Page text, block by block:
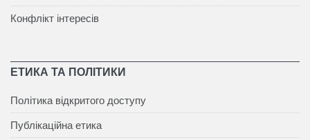
Конфлікт інтересів
ЕТИКА ТА ПОЛІТИКИ
Політика відкритого доступу
Публікаційна етика